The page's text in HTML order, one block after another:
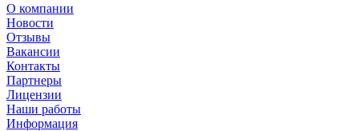
О компании
Новости
Отзывы
Вакансии
Контакты
Партнеры
Лицензии
Наши работы
Информация